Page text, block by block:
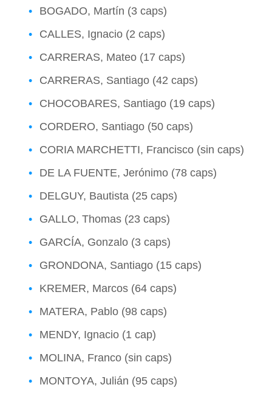
BOGADO, Martín (3 caps)
CALLES, Ignacio (2 caps)
CARRERAS, Mateo (17 caps)
CARRERAS, Santiago (42 caps)
CHOCOBARES, Santiago (19 caps)
CORDERO, Santiago (50 caps)
CORIA MARCHETTI, Francisco (sin caps)
DE LA FUENTE, Jerónimo (78 caps)
DELGUY, Bautista (25 caps)
GALLO, Thomas (23 caps)
GARCÍA, Gonzalo (3 caps)
GRONDONA, Santiago (15 caps)
KREMER, Marcos (64 caps)
MATERA, Pablo (98 caps)
MENDY, Ignacio (1 cap)
MOLINA, Franco (sin caps)
MONTOYA, Julián (95 caps)